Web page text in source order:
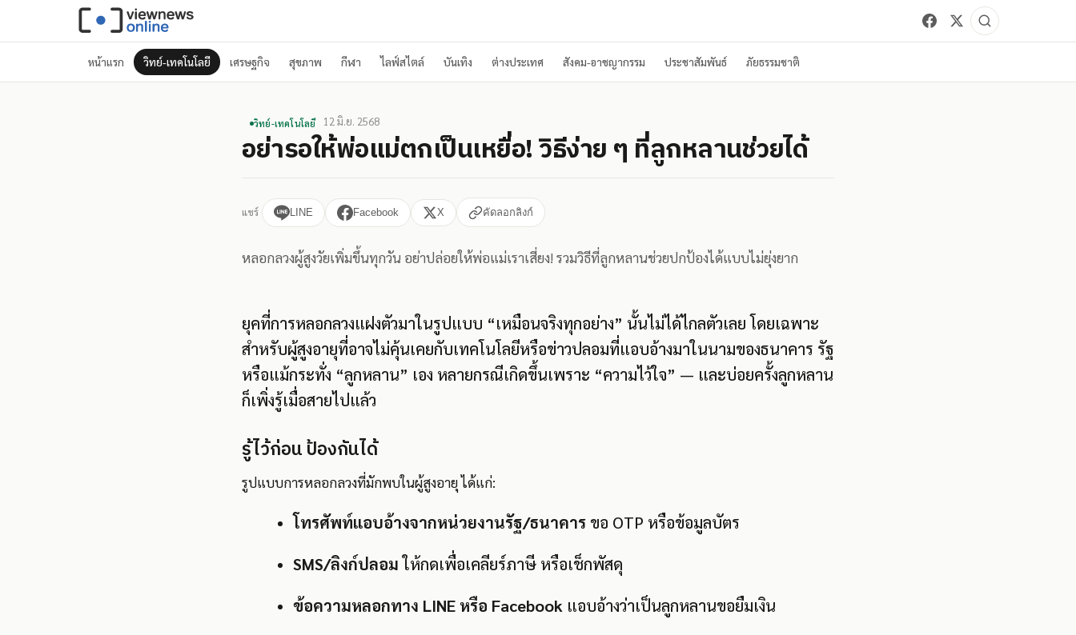
หน้าแรก วิทย์-เทคโนโลยี เศรษฐกิจ สุขภาพ กีฬา ไลฟ์สไตล์ บันเทิง ต่างประเทศ สังคม-อาชญากรรม ประชาสัมพันธ์ ภัยธรรมชาติ
วิทย์-เทคโนโลยี 12 มิ.ย. 2568
อย่ารอให้พ่อแม่ตกเป็นเหยื่อ! วิธีง่าย ๆ ที่ลูกหลานช่วยได้
แชร์ LINE Facebook X คัดลอกลิงก์
หลอกลวงผู้สูงวัยเพิ่มขึ้นทุกวัน อย่าปล่อยให้พ่อแม่เราเสี่ยง! รวมวิธีที่ลูกหลานช่วยปกป้องได้แบบไม่ยุ่งยาก
ยุคที่การหลอกลวงแฝงตัวมาในรูปแบบ “เหมือนจริงทุกอย่าง” นั้นไม่ได้ไกลตัวเลย โดยเฉพาะ
สำหรับผู้สูงอายุที่อาจไม่คุ้นเคยกับเทคโนโลยีหรือข่าวปลอมที่แอบอ้างมาในนามของธนาคาร รัฐ
หรือแม้กระทั่ง “ลูกหลาน” เอง หลายกรณีเกิดขึ้นเพราะ “ความไว้ใจ” — และบ่อยครั้งลูกหลาน
ก็เพิ่งรู้เมื่อสายไปแล้ว
รู้ไว้ก่อน ป้องกันได้
รูปแบบการหลอกลวงที่มักพบในผู้สูงอายุ ได้แก่:
โทรศัพท์แอบอ้างจากหน่วยงานรัฐ/ธนาคาร ขอ OTP หรือข้อมูลบัตร
SMS/ลิงก์ปลอมให้กดเพื่อเคลียร์ภาษี หรือเช็กพัสดุ
ข้อความหลอกทาง LINE หรือ Facebook แอบอ้างว่าเป็นลูกหลานขอยืมเงิน